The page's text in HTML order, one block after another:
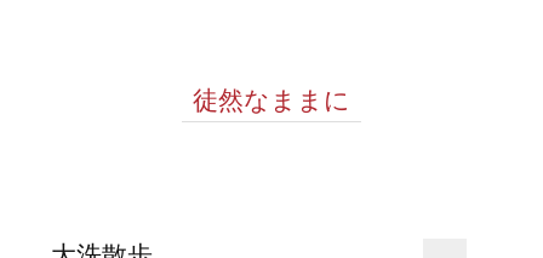
徒然なままに